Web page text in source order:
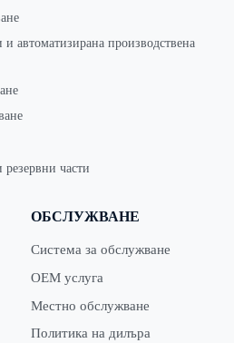
автоматизирана производствена
части
ОБСЛУЖВАНЕ
Система за обслужване
OEM услуга
Местно обслужване
Политика на дилъра